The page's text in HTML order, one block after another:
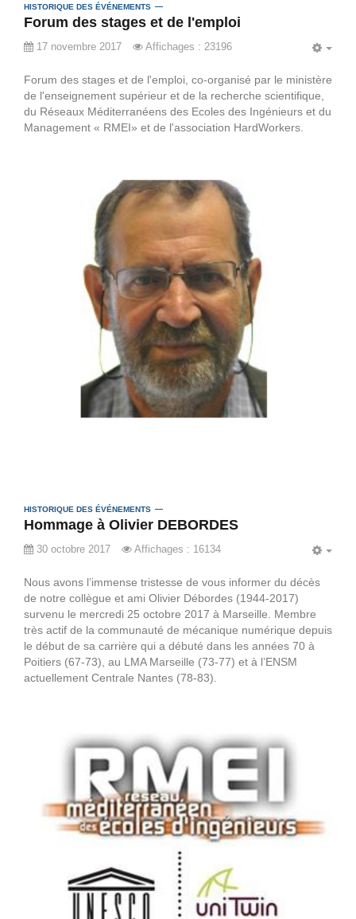
HISTORIQUE DES ÉVÉNEMENTS
Forum des stages et de l'emploi
17 novembre 2017 Affichages : 23196
Forum des stages et de l'emploi, co-organisé par le ministère
de l'enseignement supérieur et de la recherche scientifique,
du Réseaux Méditerranéens des Ecoles des Ingénieurs et du
Management « RMEI» et de l'association HardWorkers.
HISTORIQUE DES ÉVÉNEMENTS
Hommage à Olivier DEBORDES
30 octobre 2017 Affichages : 16134
Nous avons l’immense tristesse de vous informer du décès
de notre collègue et ami Olivier Débordes (1944-2017)
survenu le mercredi 25 octobre 2017 à Marseille. Membre
très actif de la communauté de mécanique numérique depuis
le début de sa carrière qui a débuté dans les années 70 à
Poitiers (67-73), au LMA Marseille (73-77) et à l’ENSM
actuellement Centrale Nantes (78-83).